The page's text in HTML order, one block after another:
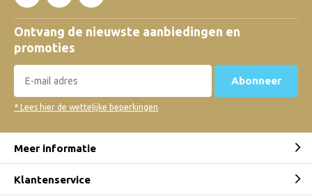
Ontvang de nieuwste aanbiedingen en
promoties
Abonneer
* Lees hier de wettelijke beperkingen
Meer informatie
Klantenservice